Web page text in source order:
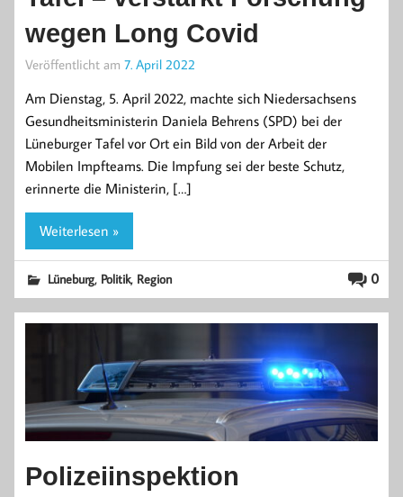
wegen Long Covid
Veröffentlicht am 7. April 2022
Am Dienstag, 5. April 2022, machte sich Niedersachsens
Gesundheitsministerin Daniela Behrens (SPD) bei der
Lüneburger Tafel vor Ort ein Bild von der Arbeit der
Mobilen Impfteams. Die Impfung sei der beste Schutz,
erinnerte die Ministerin, […]
Weiterlesen »
0
Lüneburg, Politik, Region
Polizeiinspektion